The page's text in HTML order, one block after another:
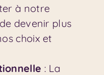
à notre
devenir plus
choix et
: La